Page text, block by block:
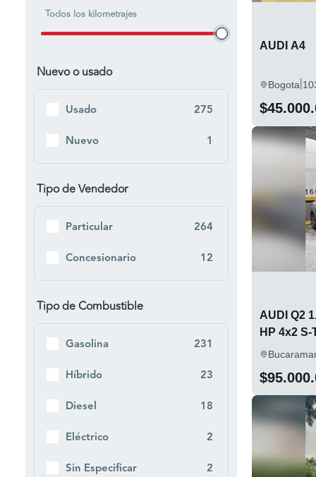
R8
TT
Manizales
Pereira
Todos los kilometrajes
Nuevo o usado
Usado 275
Nuevo 1
Tipo de Vendedor
Particular 264
Concesionario 12
Tipo de Combustible
Gasolina 231
Híbrido 23
Diesel 18
Eléctrico 2
Sin Especificar 2
AUDI A4
Bogota|
AUDI Q2
HP 4x2 S-